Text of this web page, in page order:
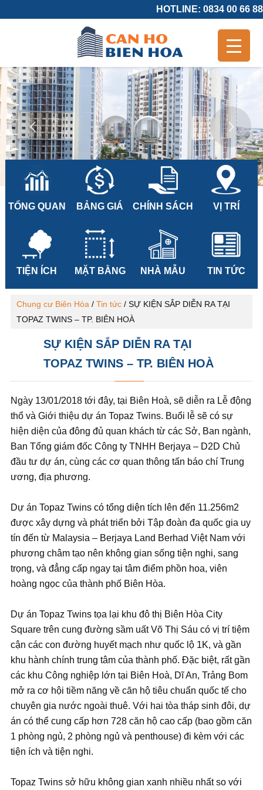
HOTLINE: 0834 00 66 88
TỔNG QUAN BẢNG GIÁ CHÍNH SÁCH VỊ TRÍ
TIỆN ÍCH MẶT BẰNG NHÀ MẪU TIN TỨC
Chung cư Biên Hòa / Tin tức/ SỰ KIỆN SẮP DIỄN RA TẠI
TOPAZ TWINS – TP. BIÊN HOÀ
SỰ KIỆN SẮP DIỄN RA TẠI
TOPAZ TWINS – TP. BIÊN HOÀ
Ngày 13/01/2018 tới đây, tại Biên Hoà, sẽ diễn ra Lễ động
thổ và Giới thiệu dự án Topaz Twins. Buổi lễ sẽ có sự
hiện diện của đông đủ quan khách từ các Sở, Ban ngành,
Ban Tổng giám đốc Công ty TNHH Berjaya – D2D Chủ
đầu tư dự án, cùng các cơ quan thông tấn báo chí Trung
ương, địa phương.
Dự án Topaz Twins có tổng diện tích lên đến 11.256m2
được xây dựng và phát triển bởi Tập đoàn đa quốc gia uy
tín đến từ Malaysia – Berjaya Land Berhad Việt Nam với
phương châm tạo nên không gian sống tiện nghi, sang
trọng, và đẳng cấp ngay tại tâm điểm phồn hoa, viên
hoàng ngọc của thành phố Biên Hòa.
Dự án Topaz Twins tọa lại khu đô thị Biên Hòa City
Square trên cung đường sầm uất Võ Thị Sáu có vị trí tiệm
cận các con đường huyết mạch như quốc lộ 1K, và gần
khu hành chính trung tâm của thành phố. Đặc biệt, rất gần
các khu Công nghiệp lớn tại Biên Hoà, Dĩ An, Trảng Bom
mở ra cơ hội tiềm năng về căn hộ tiêu chuẩn quốc tế cho
chuyên gia nước ngoài thuê. Với hai tòa tháp sinh đôi, dự
án có thể cung cấp hơn 728 căn hộ cao cấp (bao gồm căn
1 phòng ngủ, 2 phòng ngủ và penthouse) đi kèm với các
tiện ích và tiện nghi.
Topaz Twins sở hữu không gian xanh nhiều nhất so với